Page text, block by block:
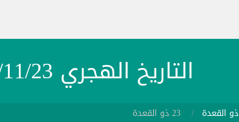
التاريخ الهجري 1448/11/23 بالميلادي والشمسي
ذو القعدة 23 ذو القعدة